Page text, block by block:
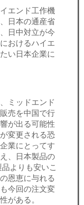
エンド工作機
日本の通産省
日中対立が今
おけるハイエ
い日本企業に
ミッドエンド
売を中国で行
が出る可能性
変更される恐
業にとってす
、日本製品の
よりも安いこ
恩恵に与れる
今回の注文変
がある。